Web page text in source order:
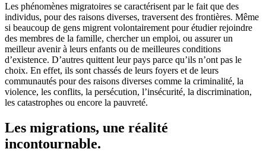
Les phénomènes migratoires se caractérisent par le fait que des
individus, pour des raisons diverses, traversent des frontières. Même
si beaucoup de gens migrent volontairement pour étudier rejoindre
des membres de la famille, chercher un emploi, ou assurer un
meilleur avenir à leurs enfants ou de meilleures conditions
d’existence. D’autres quittent leur pays parce qu’ils n’ont pas le
choix. En effet, ils sont chassés de leurs foyers et de leurs
communautés pour des raisons diverses comme la criminalité, la
violence, les conflits, la persécution, l’insécurité, la discrimination,
les catastrophes ou encore la pauvreté.
Les migrations, une réalité
incontournable.